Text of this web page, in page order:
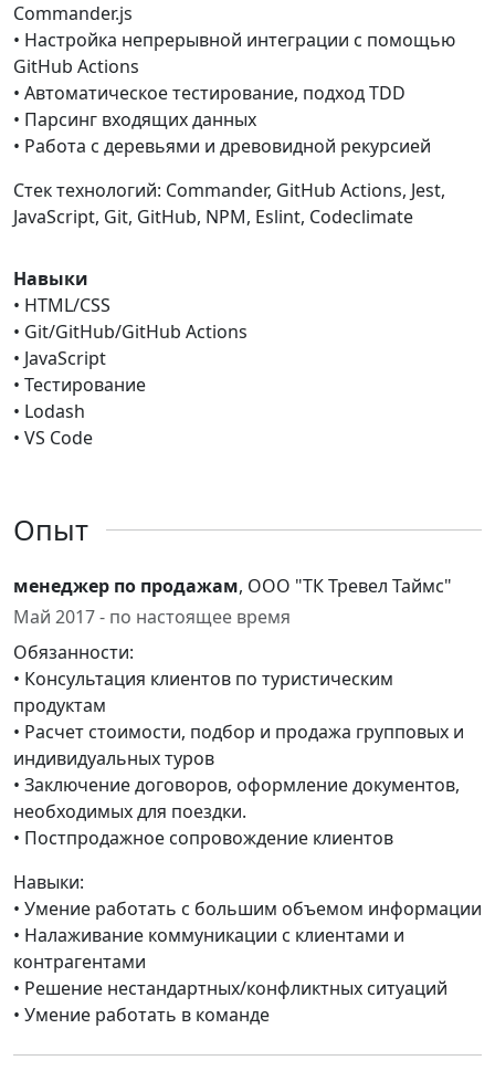
Commander.js
• Настройка непрерывной интеграции с помощью
GitHub Actions
• Автоматическое тестирование, подход TDD
• Парсинг входящих данных
• Работа с деревьями и древовидной рекурсией
Стек технологий: Commander, GitHub Actions, Jest,
JavaScript, Git, GitHub, NPM, Eslint, Codeclimate
Навыки
• HTML/CSS
• Git/GitHub/GitHub Actions
• JavaScript
• Тестирование
• Lodash
• VS Code
Опыт
менеджер по продажам, ООО "ТК Тревел Таймс"
Май 2017 - по настоящее время
Обязанности:
• Консультация клиентов по туристическим
продуктам
• Расчет стоимости, подбор и продажа групповых и
индивидуальных туров
• Заключение договоров‚ оформление документов,
необходимых для поездки.
• Постпродажное сопровождение клиентов
Навыки:
• Умение работать с большим объемом информации
• Налаживание коммуникации с клиентами и
контрагентами
• Решение нестандартных/конфликтных ситуаций
• Умение работать в команде